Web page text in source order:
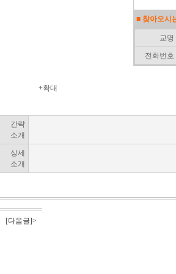
+확대
■ 찾아오시
교명
전화번호
간략
소개
상세
소개
[다음글]>